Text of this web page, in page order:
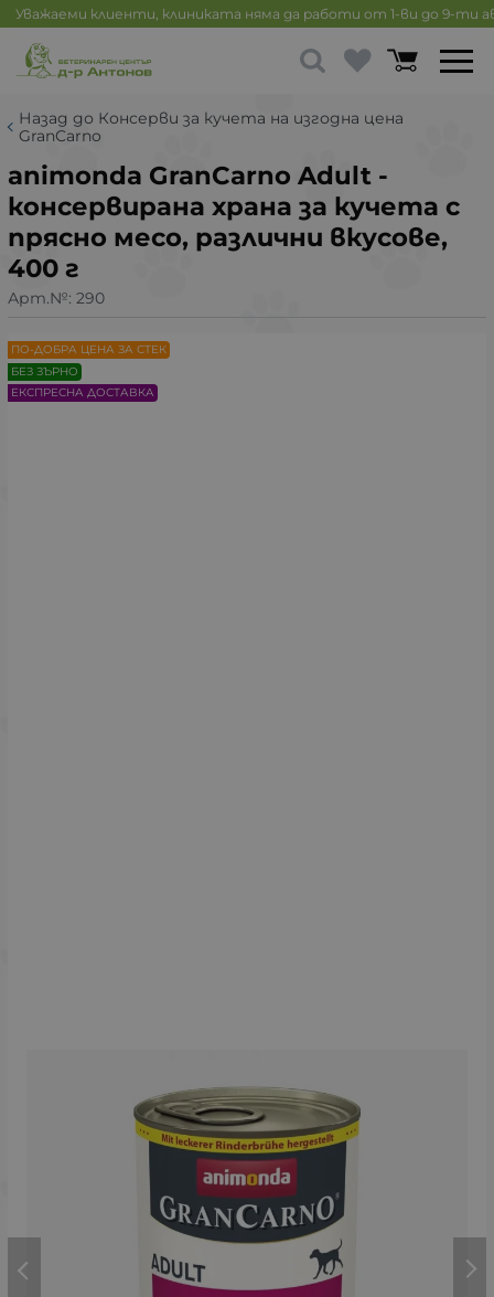
Уважаеми клиенти, клиниката няма да работи от 1-ви до 9-ти
Назад до Консерви за кучета на изгодна цена
GranCarno
animonda GranCarno Adult -
консервирана храна за кучета с
прясно месо, различни вкусове,
400 г
Арт.№: 290
ПО-ДОБРА ЦЕНА ЗА СТЕК
БЕЗ ЗЪРНО
ЕКСПРЕСНА ДОСТАВКА